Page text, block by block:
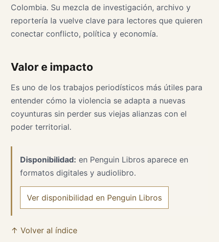
Colombia. Su mezcla de investigación, archivo y
reportería la vuelve clave para lectores que quieren
conectar conflicto, política y economía.
Valor e impacto
Es uno de los trabajos periodísticos más útiles para
entender cómo la violencia se adapta a nuevas
coyunturas sin perder sus viejas alianzas con el
poder territorial.
Disponibilidad: en Penguin Libros aparece en
formatos digitales y audiolibro.
Ver disponibilidad en Penguin Libros
↑ Volver al índice